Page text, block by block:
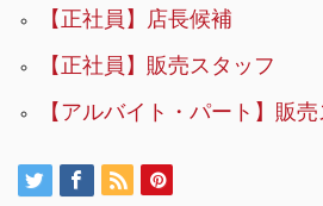
【正社員】店長候補
【正社員】販売スタッフ
【アルバイト・パート】販